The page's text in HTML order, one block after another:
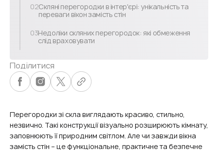
02Скляні перегородки в інтер'єрі: унікальність та
переваги вікон замість стін
03Недоліки скляних перегородок: які обмеження
слід враховувати
Поділитися
Перегородки зі скла виглядають красиво, стильно,
незвично. Такі конструкції візуально розширюють кімнату,
заповнюють її природним світлом. Але чи завжди вікна
замість стін – це функціональне, практичне та безпечне